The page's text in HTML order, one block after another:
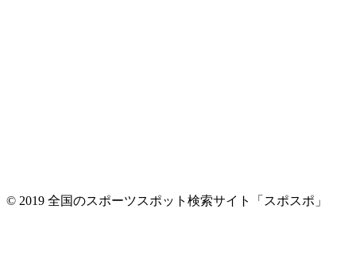
© 2019 全国のスポーツスポット検索サイト「スポスポ」